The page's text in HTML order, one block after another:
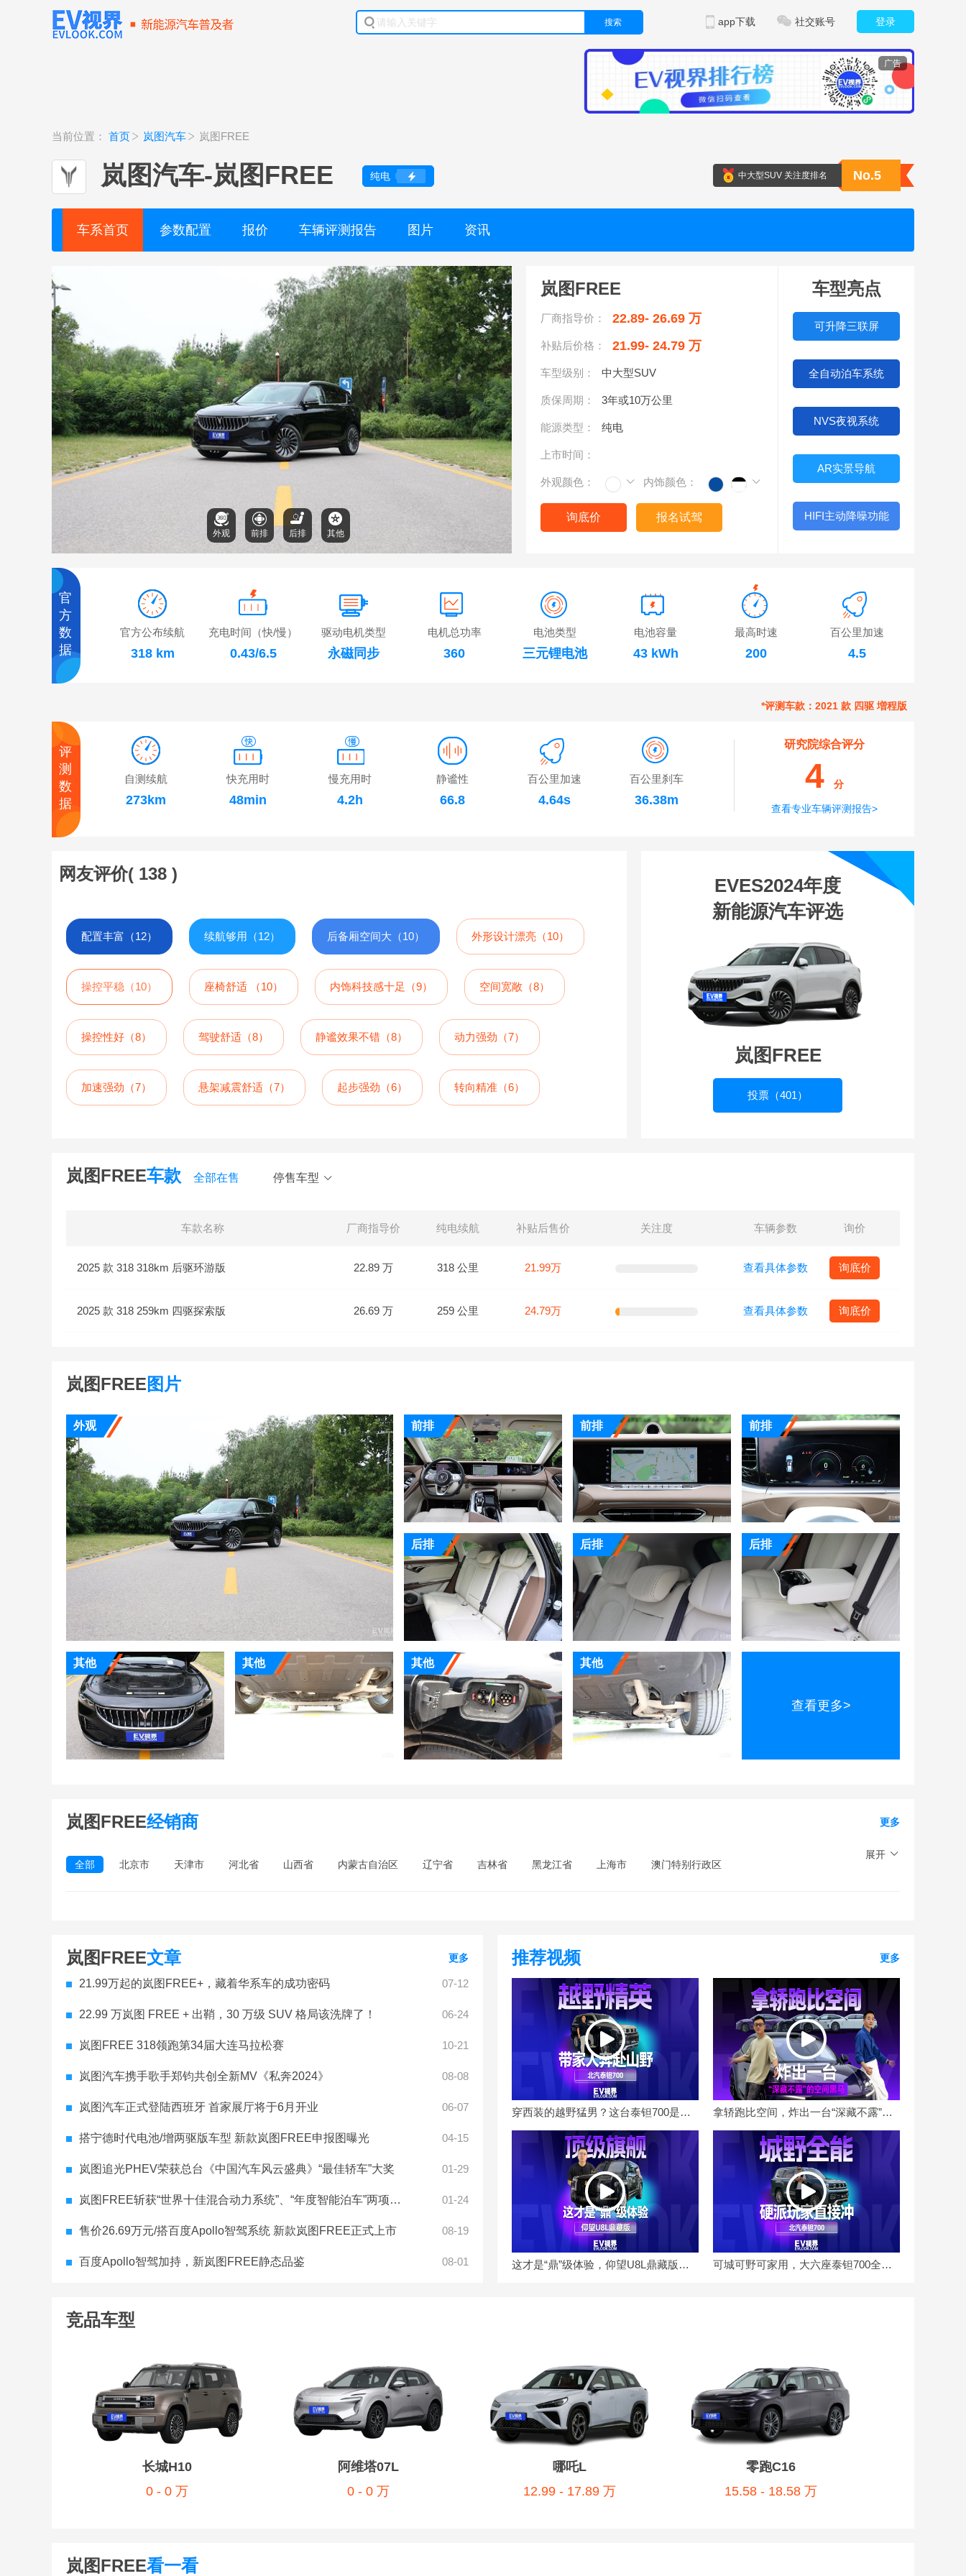
搜索 登录
社交账号
app下载
广告
当前位置： 首页 岚图汽车 岚图FREE
岚图汽车-岚图FREE 纯电 中大型SUV 关注度排名 No.5
车系首页 参数配置 报价 车辆评测报告 图片 资讯
外观 前排 后排 其他
岚图FREE
厂商指导价： 22.89- 26.69 万
补贴后价格： 21.99- 24.79 万
车型级别： 中大型SUV
质保周期： 3年或10万公里
能源类型： 纯电
上市时间：
外观颜色： 内饰颜色：
询底价 报名试驾
车型亮点
可升降三联屏
全自动泊车系统
NVS夜视系统
AR实景导航
HIFI主动降噪功能
官
方
数
据
官方公布续航
318 km
充电时间（快/慢）
0.43/6.5
驱动电机类型
永磁同步
电机总功率
360
电池类型
三元锂电池
电池容量
43 kWh
最高时速
200
百公里加速
4.5
*评测车款：2021 款 四驱 増程版
评
测
数
据
自测续航
273km
快充用时
48min
慢充用时
4.2h
静谧性
66.8
百公里加速
4.64s
百公里刹车
36.38m
研究院综合评分
4 分
查看专业车辆评测报告>
网友评价( 138 )
配置丰富（12） 续航够用（12） 后备厢空间大（10） 外形设计漂亮（10）
操控平稳（10） 座椅舒适 （10） 内饰科技感十足（9） 空间宽敞（8）
操控性好（8） 驾驶舒适（8） 静谧效果不错（8） 动力强劲（7）
加速强劲（7） 悬架减震舒适（7） 起步强劲（6） 转向精准（6）
EVES2024年度
新能源汽车评选
岚图FREE
投票（401）
岚图FREE车款 全部在售 停售车型
车款名称 厂商指导价 纯电续航 补贴后售价 关注度 车辆参数 询价
2025 款 318 318km 后驱环游版 22.89 万 318 公里 21.99万 查看具体参数 询底价
2025 款 318 259km 四驱探索版 26.69 万 259 公里 24.79万 查看具体参数 询底价
岚图FREE图片
外观 前排 前排 前排
后排 后排 后排
其他 其他 其他 其他
查看更多>
岚图FREE经销商 更多
展开
全部
北京市 天津市 河北省 山西省 内蒙古自治区 辽宁省 吉林省 黑龙江省 上海市 澳门特别行政区
岚图FREE文章 更多
21.99万起的岚图FREE+，藏着华系车的成功密码 07-12
22.99 万岚图 FREE + 出鞘，30 万级 SUV 格局该洗牌了！ 06-24
岚图FREE 318领跑第34届大连马拉松赛 10-21
岚图汽车携手歌手郑钧共创全新MV《私奔2024》 08-08
岚图汽车正式登陆西班牙 首家展厅将于6月开业 06-07
搭宁德时代电池/增两驱版车型 新款岚图FREE申报图曝光 04-15
岚图追光PHEV荣获总台《中国汽车风云盛典》“最佳轿车”大奖 01-29
岚图FREE斩获“世界十佳混合动力系统”、“年度智能泊车”两项大奖 01-24
售价26.69万元/搭百度Apollo智驾系统 新款岚图FREE正式上市 08-19
百度Apollo智驾加持，新岚图FREE静态品鉴 08-01
推荐视频 更多
穿西装的越野猛男？这台泰钽700是华为进修过的 拿轿跑比空间，炸出一台“深藏不露”的空间黑马
这才是“鼎”级体验，仰望U8L鼎藏版有什么不一样？ 可城可野可家用，大六座泰钽700全能属性拉满
竞品车型
长城H10
0 - 0 万
阿维塔07L
0 - 0 万
哪吒L
12.99 - 17.89 万
零跑C16
15.58 - 18.58 万
岚图FREE看一看